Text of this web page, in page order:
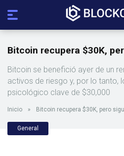
Bitcoin recupera $30K,
Bitcoin se benefició ayer de un
activos de riesgo y, por lo tanto,
psicológico clave de $30,000
Inicio » Bitcoin recupera $30K, pero
General